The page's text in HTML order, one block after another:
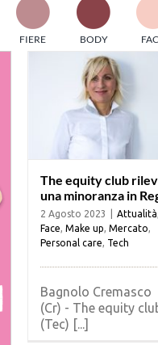
TESPI
ed editrici
particolare,
technology,
Stay tuned!
FIERE BODY
The equity club
rileva una
minoranza in Regi
The equity club
una minoranza in
2 Agosto 2023 Attualità
Face Make up Mercato
Personal care
Tech
Bagnolo Cremasco
(Cr) - The equity
(Tec) [...]